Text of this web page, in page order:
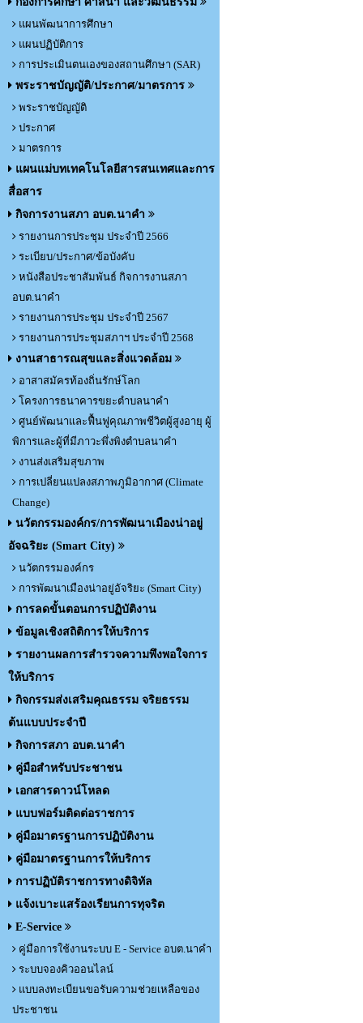
แผนพัฒนาการศึกษา
แผนปฏิบัติการ
การประเมินตนเองของสถานศึกษา (SAR)
พระราชบัญญัติ/ประกาศ/มาตรการ
พระราชบัญญัติ
ประกาศ
มาตรการ
แผนแม่บทเทคโนโลยีสารสนเทศและการ
สื่อสาร
กิจการงานสภา อบต.นาคำ
รายงานการประชุม ประจำปี 2566
ระเบียบ/ประกาศ/ข้อบังคับ
หนังสือประชาสัมพันธ์ กิจการงานสภา
อบต.นาคำ
รายงานการประชุม ประจำปี 2567
รายงานการประชุมสภาฯ ประจำปี 2568
งานสาธารณสุขและสิ่งแวดล้อม
อาสาสมัครท้องถิ่นรักษ์โลก
โครงการธนาคารขยะตำบลนาคำ
ศูนย์พัฒนาและฟื้นฟูคุณภาพชีวิตผู้สูงอายุ ผู้
พิการและผู้ที่มีภาวะพึ่งพิงตำบลนาคำ
งานส่งเสริมสุขภาพ
การเปลี่ยนแปลงสภาพภูมิอากาศ (Climate
Change)
นวัตกรรมองค์กร/การพัฒนาเมืองน่าอยู่
อัจฉริยะ (Smart City)
นวัตกรรมองค์กร
การพัฒนาเมืองน่าอยู่อัจริยะ (Smart City)
การลดขั้นตอนการปฏิบัติงาน
ข้อมูลเชิงสถิติการให้บริการ
รายงานผลการสำรวจความพึงพอใจการ
ให้บริการ
กิจกรรมส่งเสริมคุณธรรม จริยธรรม
ต้นแบบประจำปี
กิจการสภา อบต.นาคำ
คู่มือสำหรับประชาชน
เอกสารดาวน์โหลด
แบบฟอร์มติดต่อราชการ
คู่มือมาตรฐานการปฏิบัติงาน
คู่มือมาตรฐานการให้บริการ
การปฏิบัติราชการทางดิจิทัล
แจ้งเบาะแสร้องเรียนการทุจริต
E-Service
คู่มือการใช้งานระบบ E - Service อบต.นาคำ
ระบบจองคิวออนไลน์
แบบลงทะเบียนขอรับความช่วยเหลือของ
ประชาชน